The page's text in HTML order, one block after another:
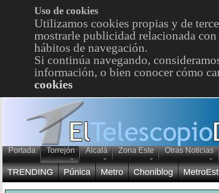
Uso de cookies
Utilizamos cookies propias y de
mostrarle publicidad relacionada
hábitos de navegación.
Si continúa navegando,
información, o bien conocer cómo
cookies
Portada Torrejón Alcalá Zona Este Otras Noticias
TRENDING Púnica Metro Choniblog